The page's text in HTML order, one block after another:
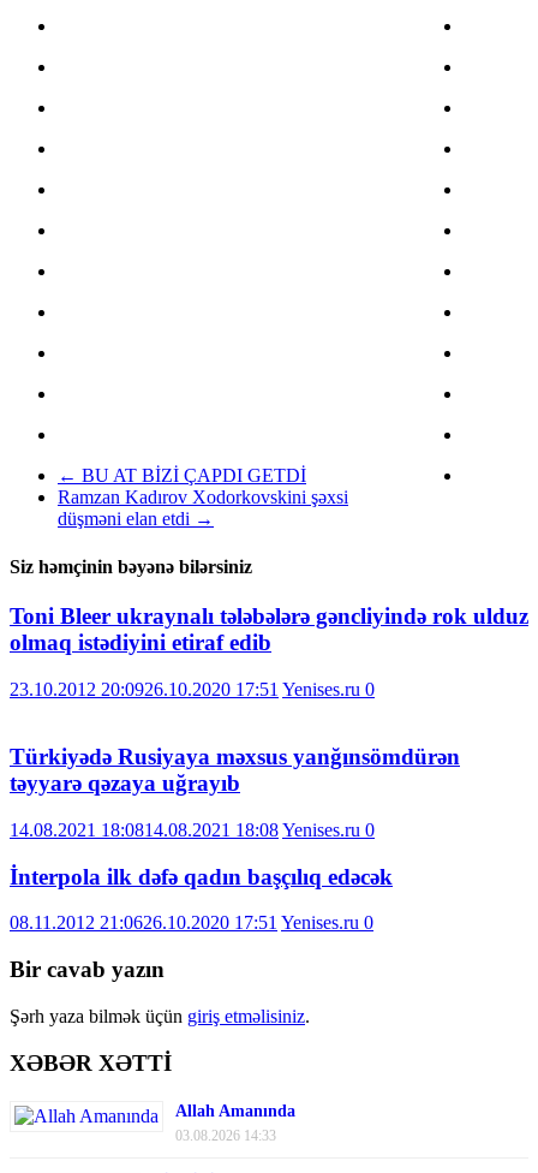
← BU AT BİZİ ÇAPDI GETDİ
Ramzan Kadırov Xodorkovskini şəxsi
düşməni elan etdi →
Siz həmçinin bəyənə bilərsiniz
Toni Bleer ukraynalı tələbələrə gəncliyində rok ulduz
olmaq istədiyini etiraf edib
23.10.2012 20:0926.10.2020 17:51 Yenises.ru 0
Türkiyədə Rusiyaya məxsus yanğınsömdürən
təyyarə qəzaya uğrayıb
14.08.2021 18:0814.08.2021 18:08Yenises.ru 0
İnterpola ilk dəfə qadın başçılıq edəcək
08.11.2012 21:0626.10.2020 17:51 Yenises.ru 0
Bir cavab yazın
Şərh yaza bilmək üçün giriş etməlisiniz.
XƏBƏR XƏTTİ
Allah Amanında
03.08.2026 14:33